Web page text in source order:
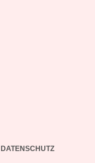
DATENSCHUTZ